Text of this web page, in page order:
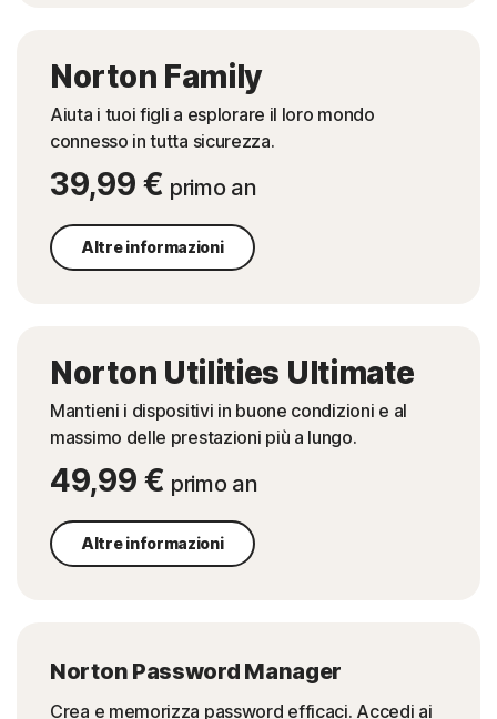
Norton Family
Aiuta i tuoi figli a esplorare il loro mondo
connesso in tutta sicurezza.
39,99 € primo an
Altre informazioni
Norton Utilities Ultimate
Mantieni i dispositivi in buone condizioni e al
massimo delle prestazioni più a lungo.
49,99 € primo an
Altre informazioni
Norton Password Manager
Crea e memorizza password efficaci. Accedi ai